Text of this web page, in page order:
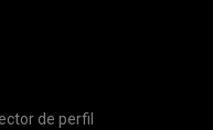
de perfil